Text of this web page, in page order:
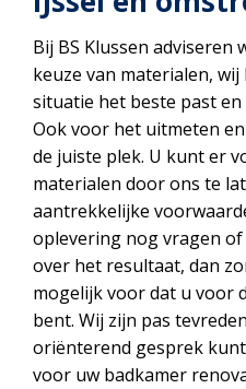
Bij BS Klussen adviseren
keuze van materialen,
situatie het beste past
Ook voor het uitmeten
de juiste plek. U kunt er
materialen door ons te
aantrekkelijke
oplevering nog vragen
over het resultaat, dan
mogelijk voor dat u voor
bent. Wij zijn pas
oriënterend gesprek
voor uw badkamer